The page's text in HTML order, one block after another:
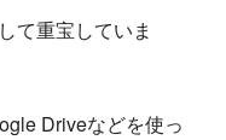
て重宝していま
Driveなどを使っ